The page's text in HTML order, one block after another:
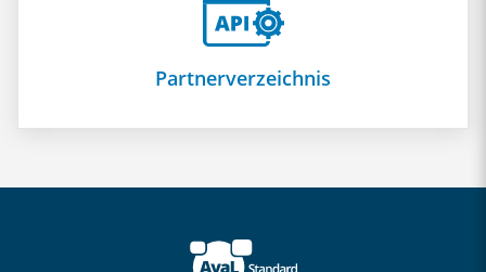
Partnerverzeichnis